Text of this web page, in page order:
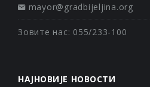
mayor@gradbijeljina.org
Зовите нас: 055/233-100
НАЈНОВИЈЕ НОВОСТИ